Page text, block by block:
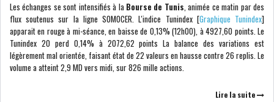
Les échanges se sont intensifiés à la Bourse de Tunis, animée ce matin par des
flux soutenus sur la ligne SOMOCER. L'indice Tunindex [Graphique Tunindex]
apparait en rouge à mi-séance, en baisse de 0,13% (12h00), à 4927,60 points. Le
Tunindex 20 perd 0,14% à 2072,62 points La balance des variations est
légèrement mal orientée, faisant état de 22 valeurs en hausse contre 26 replis. Le
volume a atteint 2,9 MD vers midi, sur 826 mille actions.
Lire la suite